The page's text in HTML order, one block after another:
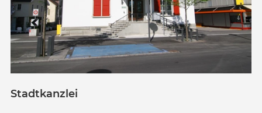
Stadtkanzlei